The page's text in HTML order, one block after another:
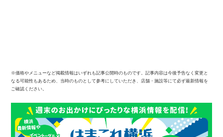
※価格やメニューなど掲載情報はいずれも記事公開時のものです。記事内容は今後予告なく変更と
なる可能性もあるため、当時のものとして参考にしていただき、店舗・施設等にて必ず最新情報を
ご確認ください。